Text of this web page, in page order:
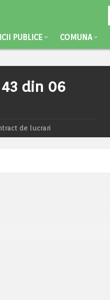
PUBLICE COMUNA
din 06
de lucrari